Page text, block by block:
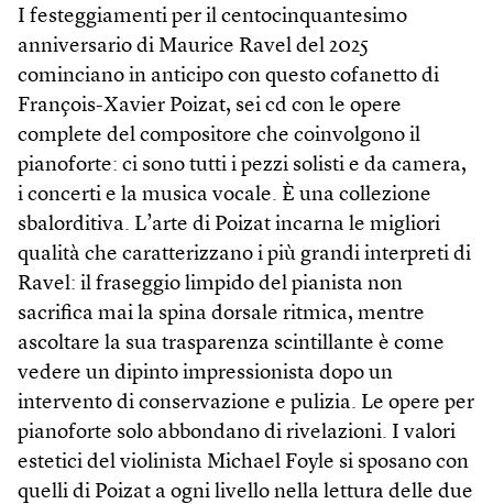
I festeggiamenti per il centocinquantesimo
anniversario di Maurice Ravel del 2025
cominciano in anticipo con questo cofanetto di
François-Xavier Poizat, sei cd con le opere
complete del compositore che coinvolgono il
pianoforte: ci sono tutti i pezzi solisti e da camera,
i concerti e la musica vocale. È una collezione
sbalorditiva. L’arte di Poizat incarna le migliori
qualità che caratterizzano i più grandi interpreti di
Ravel: il fraseggio limpido del pianista non
sacrifica mai la spina dorsale ritmica, mentre
ascoltare la sua trasparenza scintillante è come
vedere un dipinto impressionista dopo un
intervento di conservazione e pulizia. Le opere per
pianoforte solo abbondano di rivelazioni. I valori
estetici del violinista Michael Foyle si sposano con
quelli di Poizat a ogni livello nella lettura delle due